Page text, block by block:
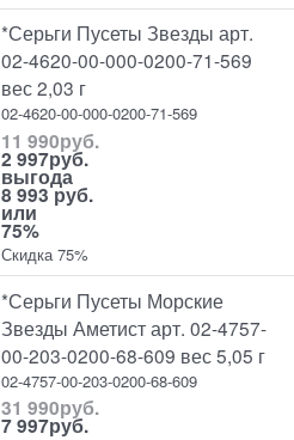
*Серьги Пусеты Звезды арт.
02-4620-00-000-0200-71-569
вес 2,03 г
02-4620-00-000-0200-71-569
11 990руб.
2 997руб.
выгода
8 993 руб.
или
75%
Скидка 75%
*Серьги Пусеты Морские
Звезды Аметист арт. 02-4757-
00-203-0200-68-609 вес 5,05 г
02-4757-00-203-0200-68-609
31 990руб.
7 997руб.